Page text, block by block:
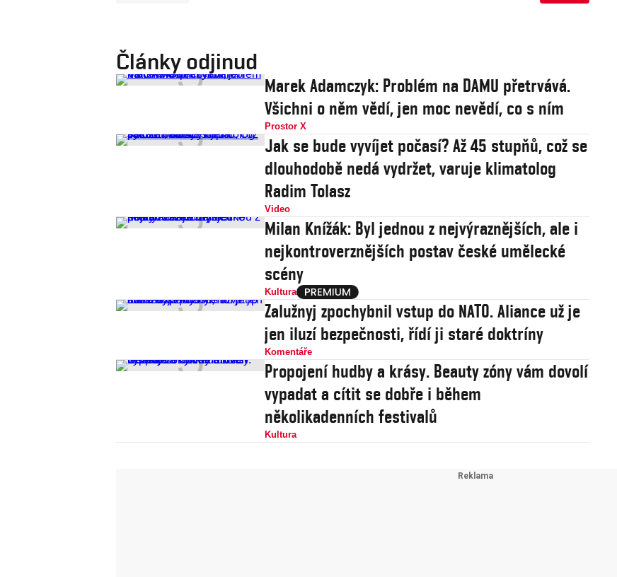
Články odjinud
Marek Adamczyk: Problém na DAMU přetrvává.
Všichni o něm vědí, jen moc nevědí, co s ním
Prostor X
Jak se bude vyvíjet počasí? Až 45 stupňů, což se
dlouhodobě nedá vydržet, varuje klimatolog
Radim Tolasz
Video
Milan Knížák: Byl jednou z nejvýraznějších, ale i
nejkontroverznějších postav české umělecké
scény
Kultura
Zalužnyj zpochybnil vstup do NATO. Aliance už je
jen iluzí bezpečnosti, řídí ji staré doktríny
Komentáře
Propojení hudby a krásy. Beauty zóny vám dovolí
vypadat a cítit se dobře i během
několikadenních festivalů
Kultura